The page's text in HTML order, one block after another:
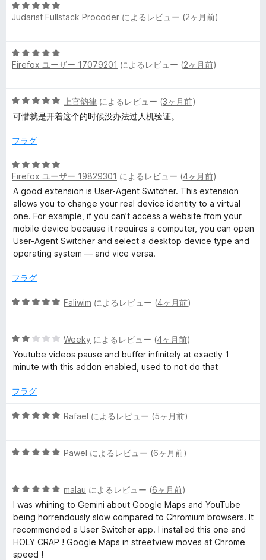
価
5
段
5
の
Judarist Fullstack Procoder によるレビュー (2ヶ月前)
5
段
5
の
価
Firefox ユーザー 17079201 によるレビュー (2ヶ月前)
5
段
中
の
評
価
上官韵律 によるレビュー (3ヶ月前)
可惜就是开着这个的时候没办法过人机验证。
フラグ
5
段
階
中
5
の
評
価
Firefox ユーザー 19829301 によるレビュー (4ヶ月前)
A good extension is User-Agent Switcher. This extension
allows you to change your real device identity to a virtual
one. For example, if you can’t access a website from your
mobile device because it requires a computer, you can open
User-Agent Switcher and select a desktop device type and
operating system — and vice versa.
フラグ
5
中
5
の
価
Faliwim によるレビュー (4ヶ月前)
5
段
階
2
評
Weeky によるレビュー (4ヶ月前)
Youtube videos pause and buffer infinitely at exactly 1
minute with this addon enabled, used to not do that
フラグ
5
中
評
価
Rafael によるレビュー (5ヶ月前)
5
中
5
の
評
価
Pawel によるレビュー (6ヶ月前)
5
段
階
中
5
の
malau によるレビュー (6ヶ月前)
I was whining to Gemini about Google Maps and YouTube
being horrendously slow compared to Chromium browsers. It
recommended a User Switcher app. I installed this one and
HOLY CRAP ! Google Maps in streetview moves at Chrome
speed !